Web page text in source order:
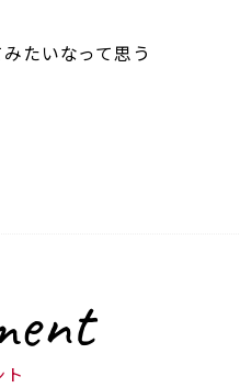
たいなって思う
ト